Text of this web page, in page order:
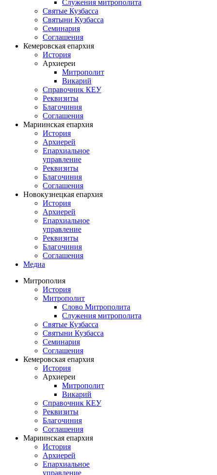
Служения митрополита
Святые Кузбасса
Святыни Кузбасса
Семинария
Соглашения
Кемеровская епархия
История
Архиереи
Митрополит
Викарий
Справочник КЕУ
Реквизиты
Благочиния
Соглашения
Мариинская епархия
История
Архиерей
Епархиальное
управление
Реквизиты
Благочиния
Соглашения
Новокузнецкая епархия
История
Архиерей
Епархиальное
управление
Реквизиты
Благочиния
Соглашения
Медиа
Митрополия
История
Митрополит
Слово Митрополита
Служения митрополита
Святые Кузбасса
Святыни Кузбасса
Семинария
Соглашения
Кемеровская епархия
История
Архиереи
Митрополит
Викарий
Справочник КЕУ
Реквизиты
Благочиния
Соглашения
Мариинская епархия
История
Архиерей
Епархиальное
управление